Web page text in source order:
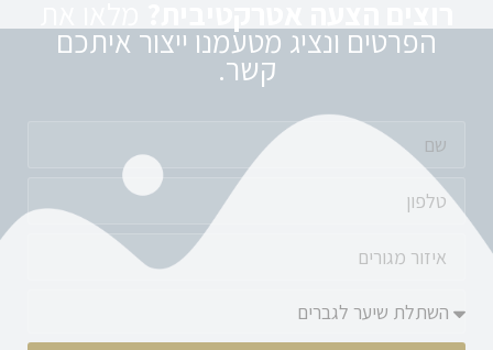
הפרטים ונציג מטעמנו ייצור איתכם
קשר.